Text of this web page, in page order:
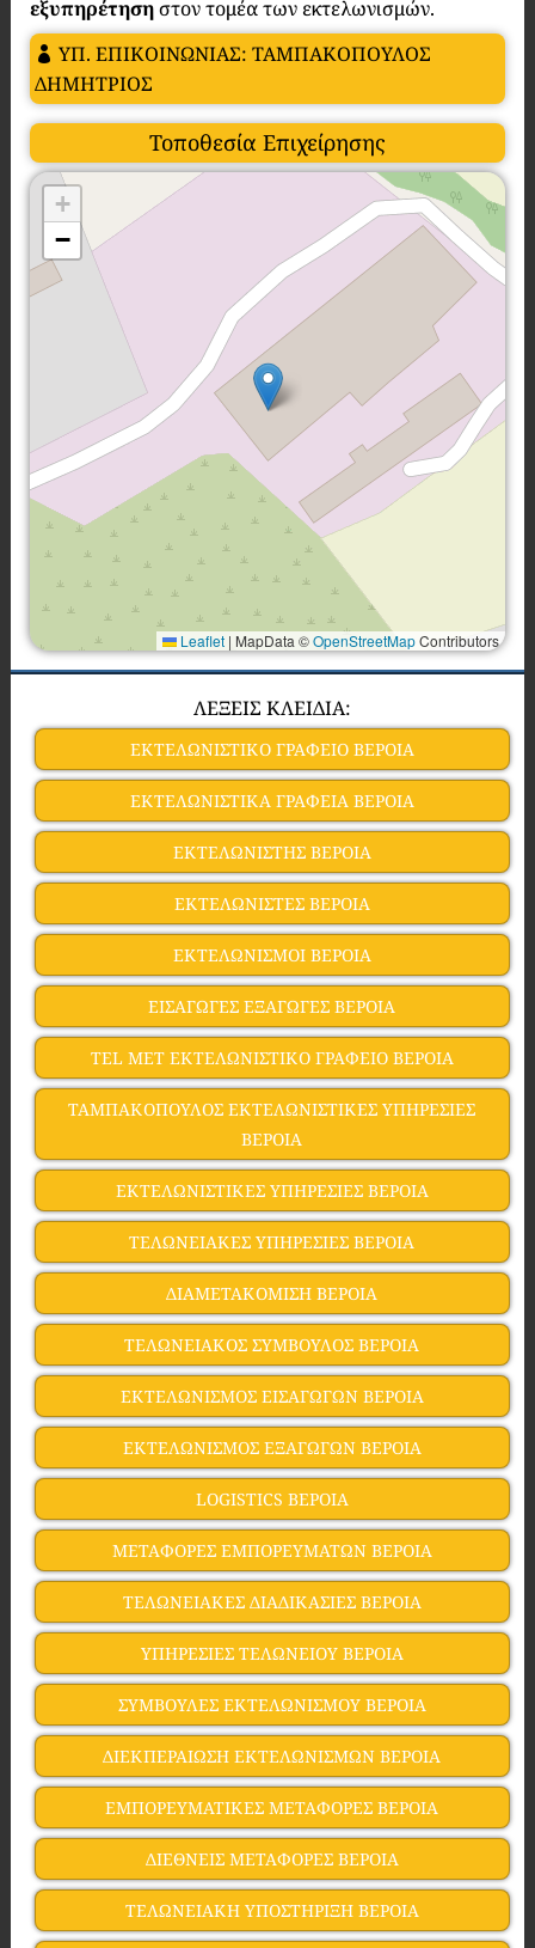
εξυπηρέτησηστον τομέα των εκτελωνισμών.
ΥΠ. ΕΠΙΚΟΙΝΩΝΙΑΣ: ΤΑΜΠΑΚΟΠΟΥΛΟΣ
ΔΗΜΗΤΡΙΟΣ
Τοποθεσία Επιχείρησης
+
−
Leaflet | MapData ©OpenStreetMapContributors
ΛΕΞΕΙΣ ΚΛΕΙΔΙΑ:
ΕΚΤΕΛΩΝΙΣΤΙΚΟ ΓΡΑΦΕΙΟ ΒΕΡΟΙΑ
ΕΚΤΕΛΩΝΙΣΤΙΚΑ ΓΡΑΦΕΙΑ ΒΕΡΟΙΑ
ΕΚΤΕΛΩΝΙΣΤΗΣ ΒΕΡΟΙΑ
ΕΚΤΕΛΩΝΙΣΤΕΣ ΒΕΡΟΙΑ
ΕΚΤΕΛΩΝΙΣΜΟΙ ΒΕΡΟΙΑ
ΕΙΣΑΓΩΓΕΣ ΕΞΑΓΩΓΕΣ ΒΕΡΟΙΑ
TEL MET ΕΚΤΕΛΩΝΙΣΤΙΚΟ ΓΡΑΦΕΙΟ ΒΕΡΟΙΑ
ΤΑΜΠΑΚΟΠΟΥΛΟΣ ΕΚΤΕΛΩΝΙΣΤΙΚΕΣ ΥΠΗΡΕΣΙΕΣ
ΒΕΡΟΙΑ
ΕΚΤΕΛΩΝΙΣΤΙΚΕΣ ΥΠΗΡΕΣΙΕΣ ΒΕΡΟΙΑ
ΤΕΛΩΝΕΙΑΚΕΣ ΥΠΗΡΕΣΙΕΣ ΒΕΡΟΙΑ
ΔΙΑΜΕΤΑΚΟΜΙΣΗ ΒΕΡΟΙΑ
ΤΕΛΩΝΕΙΑΚΟΣ ΣΥΜΒΟΥΛΟΣ ΒΕΡΟΙΑ
ΕΚΤΕΛΩΝΙΣΜΟΣ ΕΙΣΑΓΩΓΩΝ ΒΕΡΟΙΑ
ΕΚΤΕΛΩΝΙΣΜΟΣ ΕΞΑΓΩΓΩΝ ΒΕΡΟΙΑ
LOGISTICS ΒΕΡΟΙΑ
ΜΕΤΑΦΟΡΕΣ ΕΜΠΟΡΕΥΜΑΤΩΝ ΒΕΡΟΙΑ
ΤΕΛΩΝΕΙΑΚΕΣ ΔΙΑΔΙΚΑΣΙΕΣ ΒΕΡΟΙΑ
ΥΠΗΡΕΣΙΕΣ ΤΕΛΩΝΕΙΟΥ ΒΕΡΟΙΑ
ΣΥΜΒΟΥΛΕΣ ΕΚΤΕΛΩΝΙΣΜΟΥ ΒΕΡΟΙΑ
ΔΙΕΚΠΕΡΑΙΩΣΗ ΕΚΤΕΛΩΝΙΣΜΩΝ ΒΕΡΟΙΑ
ΕΜΠΟΡΕΥΜΑΤΙΚΕΣ ΜΕΤΑΦΟΡΕΣ ΒΕΡΟΙΑ
ΔΙΕΘΝΕΙΣ ΜΕΤΑΦΟΡΕΣ ΒΕΡΟΙΑ
ΤΕΛΩΝΕΙΑΚΗ ΥΠΟΣΤΗΡΙΞΗ ΒΕΡΟΙΑ